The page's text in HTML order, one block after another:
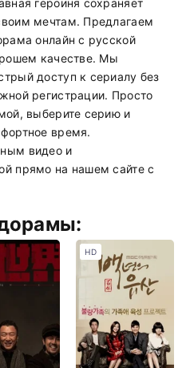
героиня сохраняет
мечтам. Предлагаем
онлайн с русской
качестве. Мы
доступ к сериалу без
регистрации. Просто
выберите серию и
время.
видео и
прямо на нашем сайте с
HD